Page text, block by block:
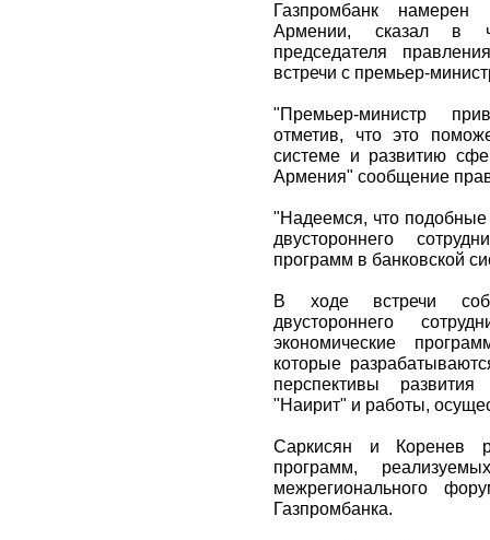
Газпромбанк
Армении, сказал в
председателя
встречи с премьер-
"Премьер-министр
отметив, что это
системе и развитию
Армения" сообщение
"Надеемся, что подобные
двустороннего
программ в банковской
В ходе встречи
двустороннего
экономические
которые
перспективы
"Наирит" и работы,
Саркисян и Коренев
программ,
межрегионального
Газпромбанка.